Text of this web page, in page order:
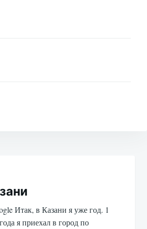
Итак, в Казани я уже год. 1
я приехал в город по